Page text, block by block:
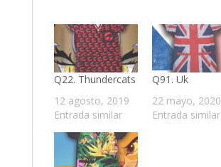
Q22. Thundercats
12 agosto, 2019
Entrada similar
Q91. Uk
22 mayo, 2020
Entrada similar